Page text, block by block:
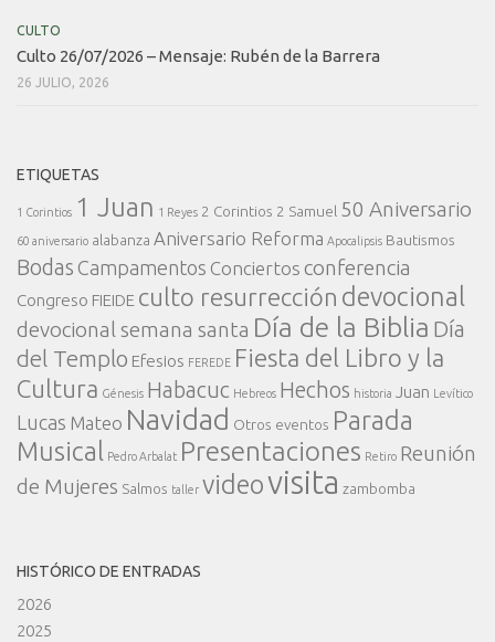
CULTO
Culto 26/07/2026 – Mensaje: Rubén de la Barrera
26 JULIO, 2026
ETIQUETAS
1 Corintios 1 Juan 1 Reyes 2 Corintios 2 Samuel 50 Aniversario
60 aniversario alabanza Aniversario Reforma Apocalipsis Bautismos
Bodas Campamentos Conciertos conferencia
Congreso FIEIDE culto resurrección devocional
devocional semana santa Día de la Biblia Día
del Templo Efesios FEREDE Fiesta del Libro y la
Cultura Génesis Habacuc Hebreos Hechos historia Juan Levítico
Lucas Mateo Navidad Otros eventos Parada
Musical Pedro Arbalat Presentaciones Retiro Reunión
de Mujeres Salmos taller videovisita zambomba
HISTÓRICO DE ENTRADAS
2026
2025